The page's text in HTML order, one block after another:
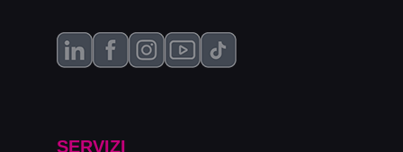
SERVIZI